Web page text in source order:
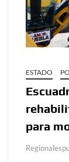
ESTADO
para